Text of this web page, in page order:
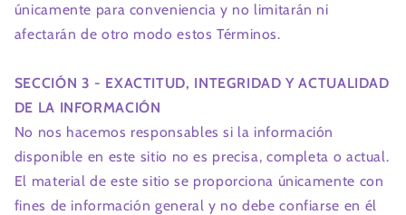
únicamente para conveniencia y no limitarán ni
afectarán de otro modo estos Términos.
SECCIÓN 3 - EXACTITUD, INTEGRIDAD Y ACTUALIDAD
DE LA INFORMACIÓN
No nos hacemos responsables si la información
disponible en este sitio no es precisa, completa o actual.
El material de este sitio se proporciona únicamente con
fines de información general y no debe confiarse en él